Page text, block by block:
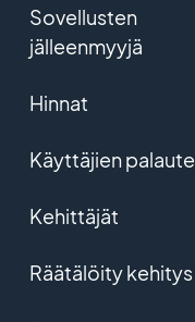
Sovellusten
jälleenmyyjä
Hinnat
Käyttäjien palaute
Kehittäjät
Räätälöity kehitys